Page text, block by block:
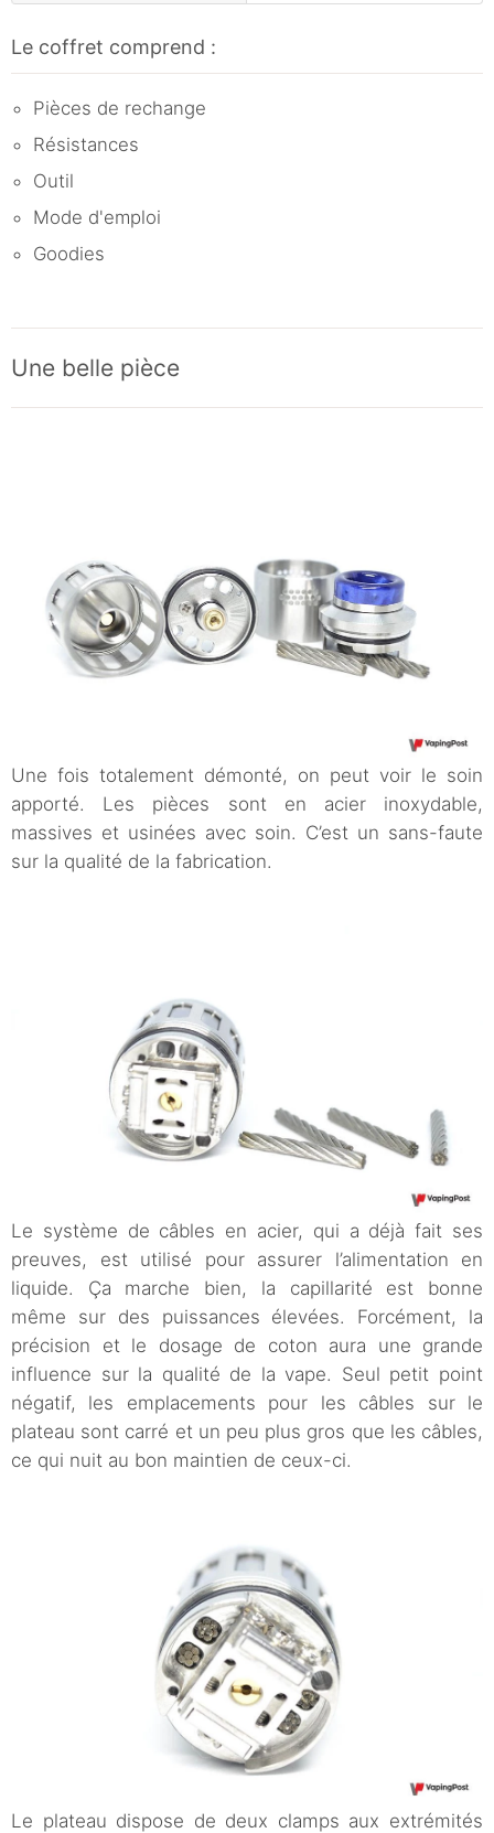
Le coffret comprend :
Pièces de rechange
Résistances
Outil
Mode d'emploi
Goodies
Une belle pièce
Une fois totalement démonté, on peut voir le soin
apporté. Les pièces sont en acier inoxydable,
massives et usinées avec soin. C’est un sans-faute
sur la qualité de la fabrication.
Le système de câbles en acier, qui a déjà fait ses
preuves, est utilisé pour assurer l’alimentation en
liquide. Ça marche bien, la capillarité est bonne
même sur des puissances élevées. Forcément, la
précision et le dosage de coton aura une grande
influence sur la qualité de la vape. Seul petit point
négatif, les emplacements pour les câbles sur le
plateau sont carré et un peu plus gros que les câbles,
ce qui nuit au bon maintien de ceux-ci.
Le plateau dispose de deux clamps aux extrémités